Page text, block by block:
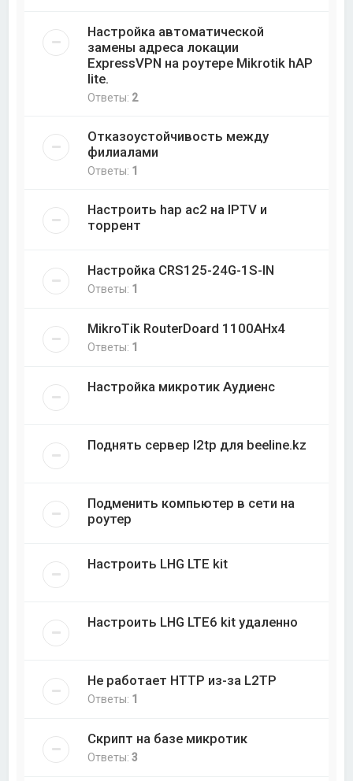
Настройка автоматической
замены адреса локации
ExpressVPN на роутере Mikrotik hAP
lite.
Ответы: 2
Отказоустойчивость между
филиалами
Ответы: 1
Настроить hap ac2 на IPTV и
торрент
Настройка CRS125-24G-1S-IN
Ответы: 1
MikroTik RouterDoard 1100AHx4
Ответы: 1
Настройка микротик Аудиенс
Поднять сервер l2tp для beeline.kz
Подменить компьютер в сети на
роутер
Настроить LHG LTE kit
Настроить LHG LTE6 kit удаленно
Не работает HTTP из-за L2TP
Ответы: 1
Скрипт на базе микротик
Ответы:3